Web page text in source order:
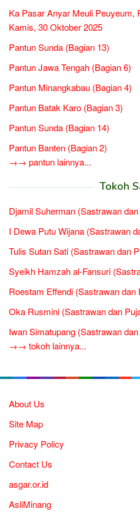
Ka Pasar Anyar Meuli Peuyeum,
Kamis, 30 Oktober 2025
Pantun Sunda (Bagian 13)
Pantun Jawa Tengah (Bagian 6)
Pantun Minangkabau (Bagian 4)
Pantun Batak Karo (Bagian 3)
Pantun Sunda (Bagian 14)
Pantun Banten (Bagian 2)
→→ pantun lainnya...
Tokoh
Djamil Suherman (Sastrawan
I Dewa Putu Wijana (Sastrawan
Tulis Sutan Sati (Sastrawan dan
Syeikh Hamzah al-Fansuri
Roestam Effendi (Sastrawan dan
Oka Rusmini (Sastrawan dan
Iwan Simatupang (Sastrawan
→→ tokoh lainnya...
About Us
Site Map
Privacy Policy
Contact Us
asgar.or.id
AsliMinang